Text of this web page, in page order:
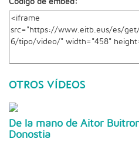
OTROS VÍDEOS
De la mano de Aitor
Donostia